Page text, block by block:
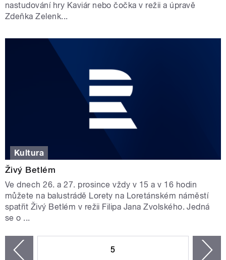
nastudování hry Kaviár nebo čočka v režii a úpravě
Zdeňka Zelenk...
Kultura
Živý Betlém
Ve dnech 26. a 27. prosince vždy v 15 a v 16 hodin
můžete na balustrádě Lorety na Loretánském náměstí
spatřit Živý Betlém v režii Filipa Jana Zvolského. Jedná
se o ...
5